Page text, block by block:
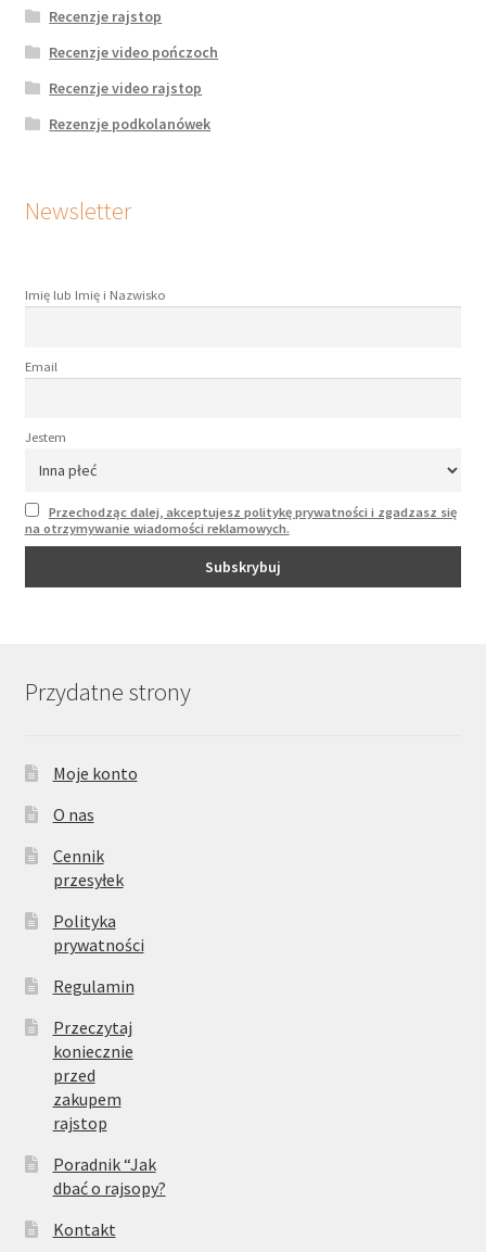
Recenzje rajstop
Recenzje video pończoch
Recenzje video rajstop
Rezenzje podkolanówek
Newsletter
Imię lub Imię i Nazwisko
Email
Jestem
Przechodząc dalej, akceptujesz politykę prywatności i zgadzasz się
na otrzymywanie wiadomości reklamowych.
Przydatne strony
Moje konto
O nas
Cennik
przesyłek
Polityka
prywatności
Regulamin
Przeczytaj
koniecznie
przed
zakupem
rajstop
Poradnik “Jak
dbać o rajsopy?
Kontakt